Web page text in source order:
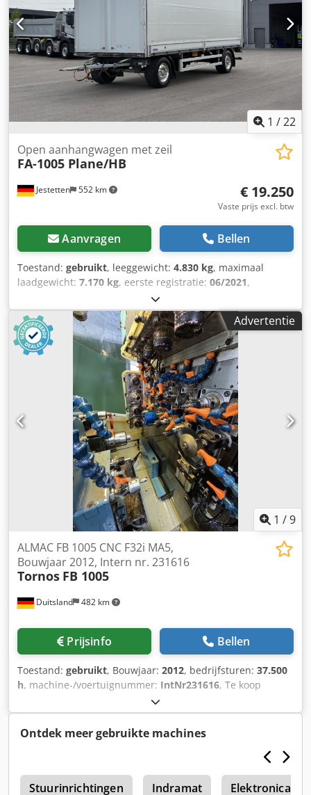
1 /22
Jestetten 552 km
Open aanhangwagen met zeil
FA-1005 Plane/HB
€ 19.250
Vaste prijs excl. btw
Aanvragen Bellen
Toestand: gebruikt, leeggewicht: 4.830 kg, maximaal
laadgewicht: 7.170 kg, eerste registratie: 06/2021,
10/2025
totale breedte:25.500 mm, totale hoogte:39.000 mm,
ophanging: lucht, bandenmaten:385 / 55 R 22.5 / 13mm,
wielbasis:
5.000 mm, voorbandmaat:385 / 55 R 22.5 /
13mm
, bedrijfsklaar gewicht:12.000 kg,
Advertentie
1 /9
Duitsland 482 km
ALMAC FB 1005 CNC F32i MA5,
Bouwjaar 2012, Intern nr. 231616
Tornos FB 1005
Prijsinfo Bellen
Toestand: gebruikt, Bouwjaar: 2012, bedrijfsturen: 37.500
h, machine-/voertuignummer: IntNr231616, Te koop
aangeboden: een compacte, uiterst precieze horizontale
CNC-staaffreesmachine ALMAC FB 1005 Technische
gegevens Fabrikant: ALMAC / Tornos Type: FB 1005 CNC
Bouwjaar: 2012 Besturing: FANUC 31i-MA5 Assen: 6 assen
Verplaatsingen X / Y / Z: 280 / 230 / 120 mm Werkvoeding X
/ Y / Z / Snelle verplaatsing: 12 m/min Resolutie: 0,001 mm
Voorste spilblok: met spindels Zijdelings spilblok: 4
Ontdek meer gebruikte machines
Stuurinrichtingen Indramat Elektronica